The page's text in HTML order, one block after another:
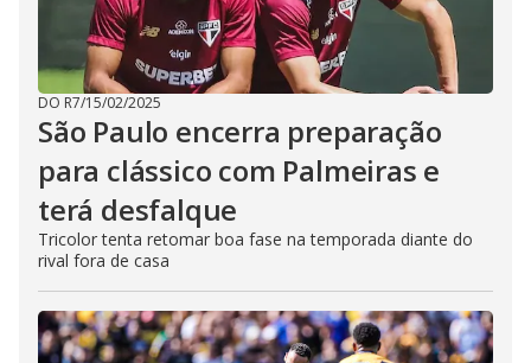
DO R7/15/02/2025
São Paulo encerra preparação
para clássico com Palmeiras e
terá desfalque
Tricolor tenta retomar boa fase na temporada diante do
rival fora de casa